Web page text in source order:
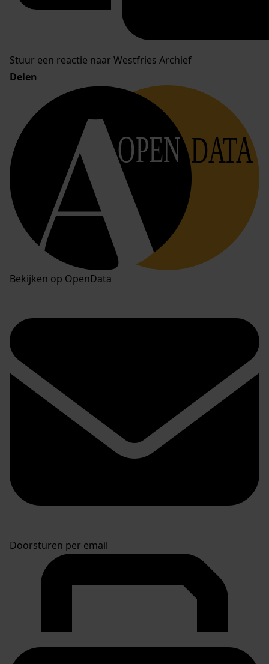
Stuur een reactie naar Westfries Archief
Delen
OPEN DATA
Bekijken op OpenData
Doorsturen per email